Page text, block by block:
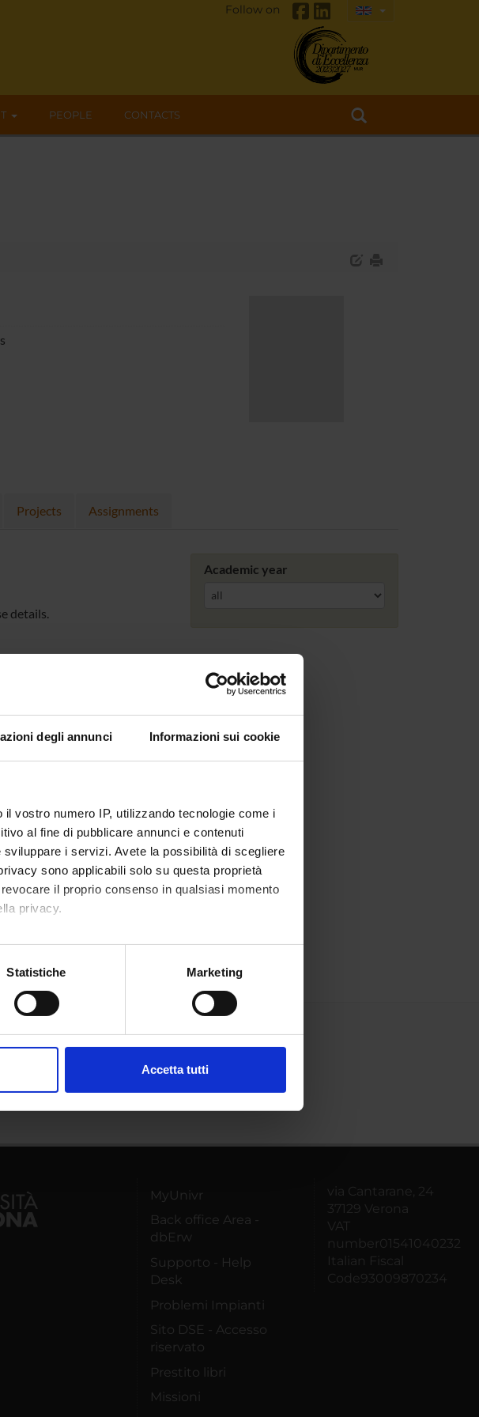
degli annunci Informazioni sui cookie
vostro numero IP, utilizzando tecnologie come i
al fine di pubblicare annunci e contenuti
i servizi. Avete la possibilità di scegliere
sono applicabili solo su questa proprietà
il proprio consenso in qualsiasi momento
privacy.
di qualche metro,
sui cookie.
Statistiche Marketing
Accetta tutti
Follow on
PEOPLE CONTACTS
Projects Assignments
details.
Academic year
MyUnivr
Back office Area -
dbErw
Supporto - Help
Desk
Problemi Impianti
Sito DSE - Accesso
riservato
Prestito libri
Missioni
via Cantarane, 24
37129 Verona
VAT
number01541040232
Italian Fiscal
Code93009870234